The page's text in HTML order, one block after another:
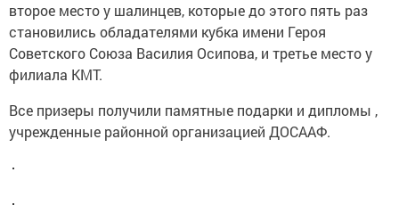
второе место у шалинцев, которые до этого пять раз
становились обладателями кубка имени Героя
Советского Союза Василия Осипова, и третье место у
филиала КМТ.
Все призеры получили памятные подарки и дипломы ,
учрежденные районной организацией ДОСААФ.